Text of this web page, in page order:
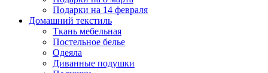
Подарки на 14 февраля
Домашний текстиль
Ткань мебельная
Постельное белье
Одеяла
Диванные подушки